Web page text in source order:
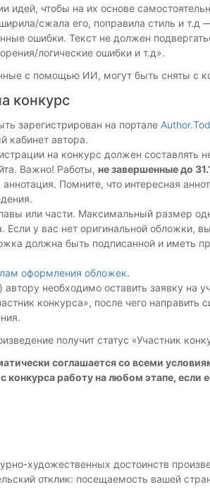
идей, чтобы на их основе
сжала его, поправила стиль и т.д
ошибки. Текст не должен
логические ошибки и т.д».
с помощью ИИ, могут быть сняты с
конкурс
зарегистрирован на портале
кабинет автора.
на конкурс должен
Важно! Работы, не завершенные до
Помните, что интересная
или части. Максимальный размер
у вас нет оригинальной обложки,
должна быть подписанной и иметь
оформления обложек.
автору необходимо оставить заявку
конкурса», после чего
получит статус «Участник
соглашается со всеми
конкурса работу на любом этапе,
художественных достоинств
отклик: посещаемость вашей